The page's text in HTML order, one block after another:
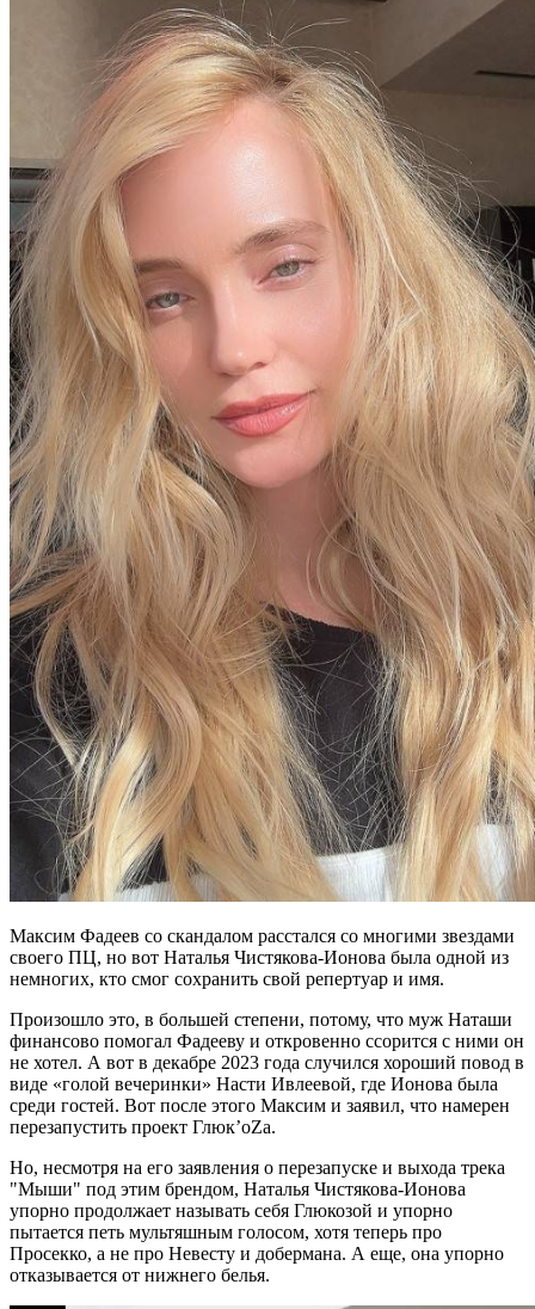
Максим Фадеев со скандалом расстался со многими звездами
своего ПЦ, но вот Наталья Чистякова-Ионова была одной из
немногих, кто смог сохранить свой репертуар и имя.
Произошло это, в большей степени, потому, что муж Наташи
финансово помогал Фадееву и откровенно ссорится с ними он
не хотел. А вот в декабре 2023 года случился хороший повод в
виде «голой вечеринки» Насти Ивлеевой, где Ионова была
среди гостей. Вот после этого Максим и заявил, что намерен
перезапустить проект Глюк’oZa.
Но, несмотря на его заявления о перезапуске и выхода трека
"Мыши" под этим брендом, Наталья Чистякова-Ионова
упорно продолжает называть себя Глюкозой и упорно
пытается петь мультяшным голосом, хотя теперь про
Просекко, а не про Невесту и добермана. А еще, она упорно
отказывается от нижнего белья.